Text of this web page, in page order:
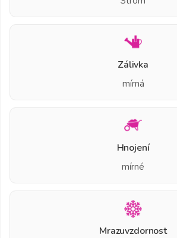
Zálivka
mírná
Hnojení
mírné
Mrazuvzdornost